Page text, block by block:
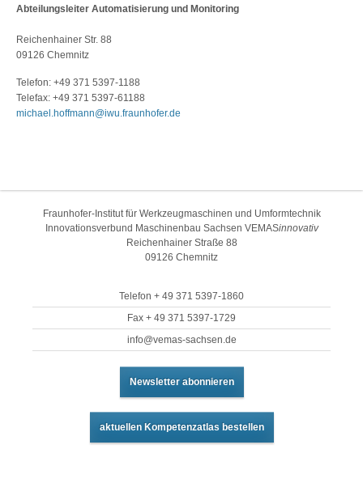
Abteilungsleiter Automatisierung und Monitoring
Reichenhainer Str. 88
09126 Chemnitz
Telefon: +49 371 5397-1188
Telefax: +49 371 5397-61188
michael.hoffmann@iwu.fraunhofer.de
Fraunhofer-Institut für Werkzeugmaschinen und Umformtechnik
Innovationsverbund Maschinenbau Sachsen VEMASinnovativ
Reichenhainer Straße 88
09126 Chemnitz
Telefon + 49 371 5397-1860
Fax + 49 371 5397-1729
info@vemas-sachsen.de
Newsletter abonnieren
aktuellen Kompetenzatlas bestellen